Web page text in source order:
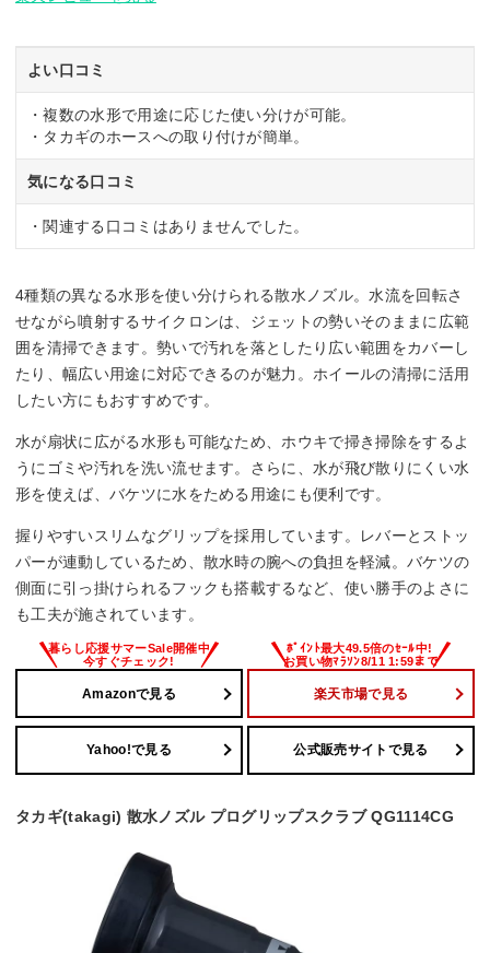
よい口コミ
・複数の水形で用途に応じた使い分けが可能。
・タカギのホースへの取り付けが簡単。
気になる口コミ
・関連する口コミはありませんでした。
4種類の異なる水形を使い分けられる散水ノズル。水流を回転さ
せながら噴射するサイクロンは、ジェットの勢いそのままに広範
囲を清掃できます。勢いで汚れを落としたり広い範囲をカバーし
たり、幅広い用途に対応できるのが魅力。ホイールの清掃に活用
したい方にもおすすめです。
水が扇状に広がる水形も可能なため、ホウキで掃き掃除をするよ
うにゴミや汚れを洗い流せます。さらに、水が飛び散りにくい水
形を使えば、バケツに水をためる用途にも便利です。
握りやすいスリムなグリップを採用しています。レバーとストッ
パーが連動しているため、散水時の腕への負担を軽減。バケツの
側面に引っ掛けられるフックも搭載するなど、使い勝手のよさに
も工夫が施されています。
Amazonで見る 楽天市場で見る
Yahoo!で見る 公式販売サイトで見る
タカギ(takagi) 散水ノズル プログリップスクラブ QG1114CG